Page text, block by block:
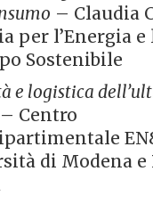
– Claudia
per l’Energia e
Sostenibile
e logistica
– Centro
di Modena e